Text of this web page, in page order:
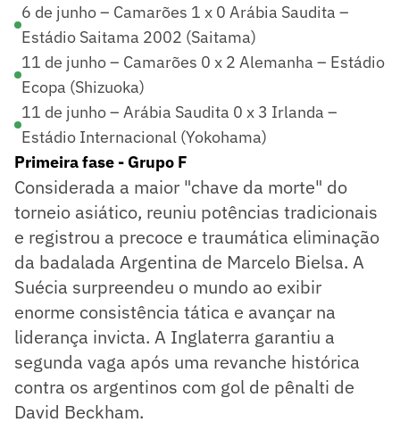
6 de junho – Camarões 1 x 0 Arábia Saudita –
Estádio Saitama 2002 (Saitama)
11 de junho – Camarões 0 x 2 Alemanha – Estádio
Ecopa (Shizuoka)
11 de junho – Arábia Saudita 0 x 3 Irlanda –
Estádio Internacional (Yokohama)
Primeira fase - Grupo F
Considerada a maior "chave da morte" do
torneio asiático, reuniu potências tradicionais
e registrou a precoce e traumática eliminação
da badalada Argentina de Marcelo Bielsa. A
Suécia surpreendeu o mundo ao exibir
enorme consistência tática e avançar na
liderança invicta. A Inglaterra garantiu a
segunda vaga após uma revanche histórica
contra os argentinos com gol de pênalti de
David Beckham.